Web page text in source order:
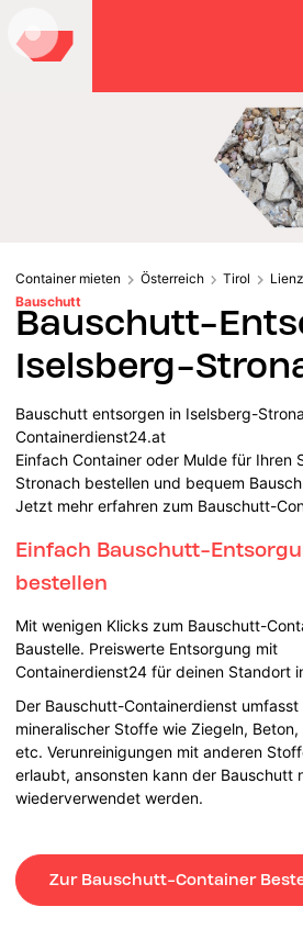
Container mieten Österreich Tirol Lienz
Bauschutt
Bauschutt-
Iselsberg-
Bauschutt entsorgen in Iselsberg-
Containerdienst24.at
Einfach Container oder Mulde für Ihren
Stronach bestellen und bequem
Jetzt mehr erfahren zum Bauschutt-
Einfach Bauschutt-
bestellen
Mit wenigen Klicks zum Bauschutt-
Baustelle. Preiswerte Entsorgung mit
Containerdienst24 für deinen Standort
Der Bauschutt-Containerdienst
mineralischer Stoffe wie Ziegeln, Beton,
etc. Verunreinigungen mit anderen
erlaubt, ansonsten kann der Bauschutt
wiederverwendet werden.
Zur Bauschutt-Container